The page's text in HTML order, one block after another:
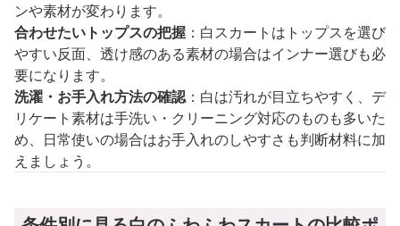
ンや素材が変わります。
合わせたいトップスの把握 ：白スカートはトップスを選び
やすい反面、透け感のある素材の場合はインナー選びも必
要になります。
洗濯・お手入れ方法の確認：白は汚れが目立ちやすく、デ
リケート素材は手洗い・クリーニング対応のものも多いた
め、日常使いの場合はお手入れのしやすさも判断材料に加
えましょう。